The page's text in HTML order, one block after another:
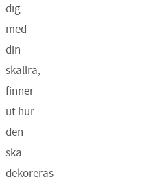
dig
med
din
skallra,
finner
ut hur
den
ska
dekoreras